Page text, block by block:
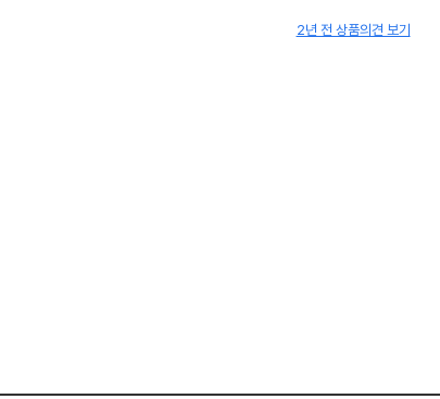
2년 전 상품의견 보기